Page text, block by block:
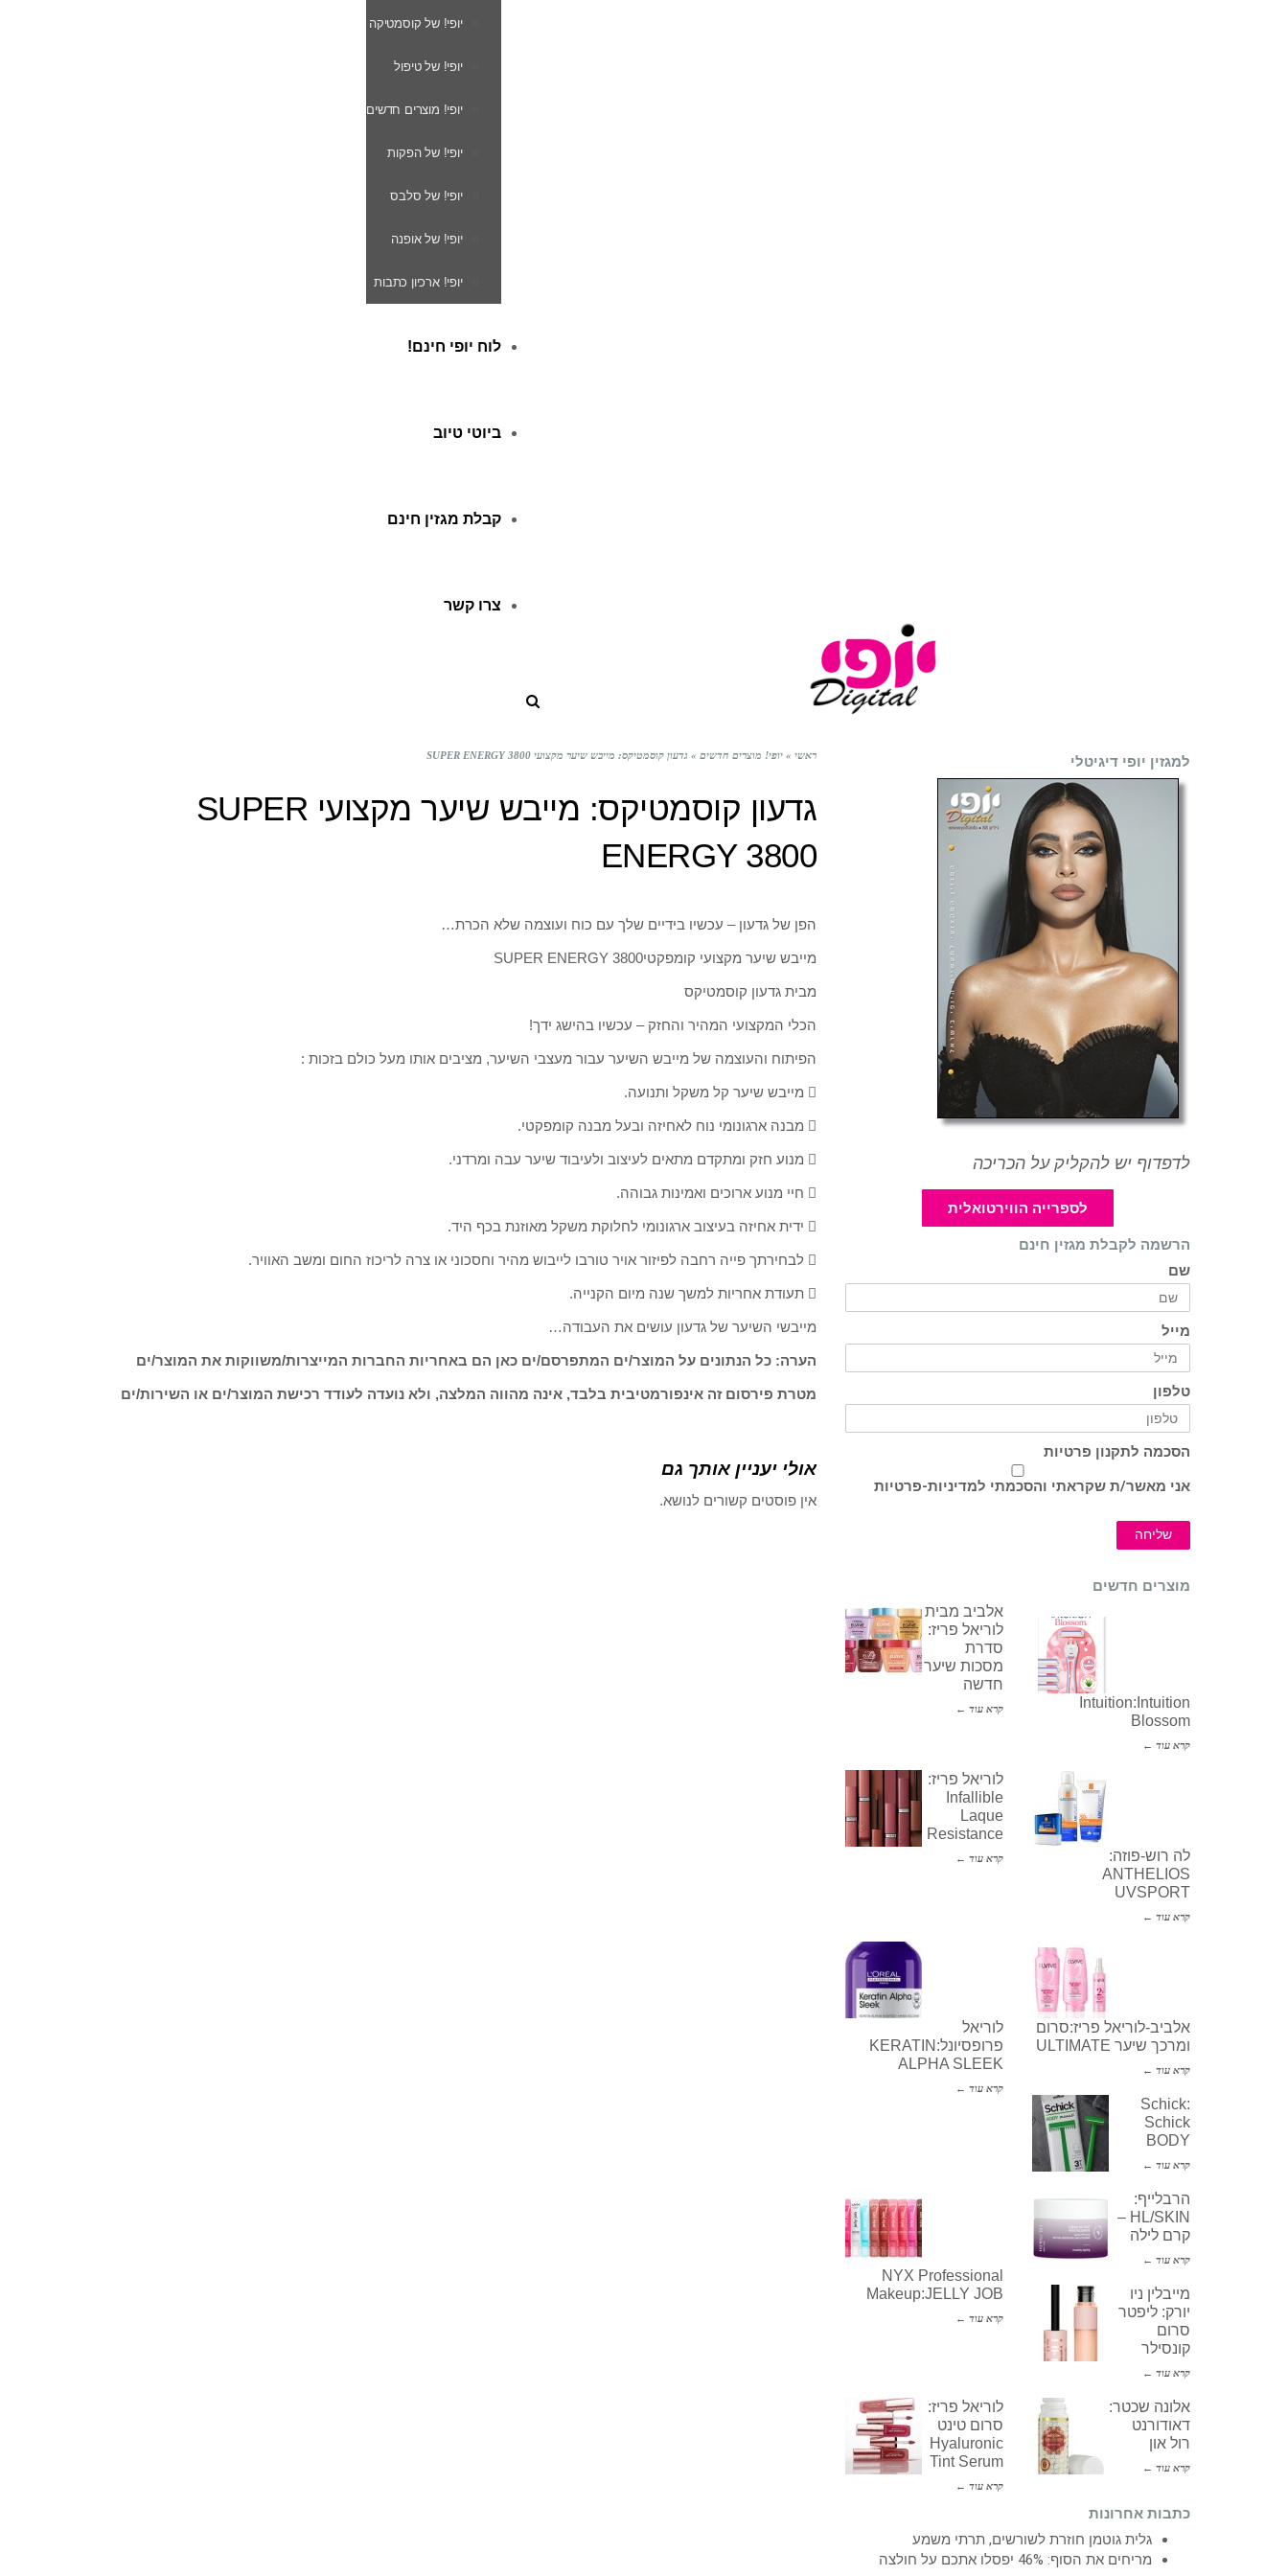
יופי! של קוסמטיקה
יופי! של טיפול
יופי! מוצרים חדשים
יופי! של הפקות
יופי! של סלבס
יופי! של אופנה
יופי! ארכיון כתבות
לוח יופי חינם!
ביוטי טיוב
קבלת מגזין חינם
צרו קשר
ראשי » יופי! מוצרים חדשים » גדעון קוסמטיקס: מייבש שיער מקצועי SUPER ENERGY 3800
גדעון קוסמטיקס: מייבש שיער מקצועי SUPER
ENERGY 3800
הפן של גדעון – עכשיו בידיים שלך עם כוח ועוצמה שלא הכרת…
מייבש שיער מקצועי קומפקטיSUPER ENERGY 3800
מבית גדעון קוסמטיקס
הכלי המקצועי המהיר והחזק – עכשיו בהישג ידך!
הפיתוח והעוצמה של מייבש השיער עבור מעצבי השיער, מציבים אותו מעל כולם בזכות :
 מייבש שיער קל משקל ותנועה.
 מבנה ארגונומי נוח לאחיזה ובעל מבנה קומפקטי.
 מנוע חזק ומתקדם מתאים לעיצוב ולעיבוד שיער עבה ומרדני.
 חיי מנוע ארוכים ואמינות גבוהה.
 ידית אחיזה בעיצוב ארגונומי לחלוקת משקל מאוזנת בכף היד.
 לבחירתך פייה רחבה לפיזור אויר טורבו לייבוש מהיר וחסכוני או צרה לריכוז החום ומשב האוויר.
 תעודת אחריות למשך שנה מיום הקנייה.
מייבשי השיער של גדעון עושים את העבודה…
הערה: כל הנתונים על המוצר/ים המתפרסם/ים כאן הם באחריות החברות המייצרות/משווקות את המוצר/ים
מטרת פירסום זה אינפורמטיבית בלבד, אינה מהווה המלצה, ולא נועדה לעודד רכישת המוצר/ים או השירות/ים
אולי יעניין אותך גם
אין פוסטים קשורים לנושא.
למגזין יופי דיגיטלי
לדפדוף יש להקליק על הכריכה
לספרייה הווירטואלית
הרשמה לקבלת מגזין חינם
שם
מייל
טלפון
הסכמה לתקנון פרטיות
אני מאשר/ת שקראתי והסכמתי למדיניות-פרטיות
שליחה
מוצרים חדשים
אלביב מבית
לוריאל פריז:
סדרת
מסכות שיער
חדשה
קרא עוד ←
Intuition:Intuition
Blossom
קרא עוד ←
לוריאל פריז:
Infallible
Laque
Resistance
קרא עוד ←
לה רוש-פוזה:
ANTHELIOS
UVSPORT
קרא עוד ←
לוריאל
פרופסיונל:KERATIN
ALPHA SLEEK
קרא עוד ←
אלביב-לוריאל פריז:סרום
ומרכך שיער ULTIMATE
קרא עוד ←
Schick:
Schick
BODY
קרא עוד ←
NYX Professional
Makeup:JELLY JOB
קרא עוד ←
הרבלייף:
HL/SKIN –
קרם לילה
קרא עוד ←
מייבלין ניו
יורק: ליפטר
סרום
קונסילר
קרא עוד ←
לוריאל פריז:
סרום טינט
Hyaluronic
Tint Serum
קרא עוד ←
אלונה שכטר:
דאודורנט
רול און
קרא עוד ←
כתבות אחרונות
גלית גוטמן חוזרת לשורשים, תרתי משמע
מריחים את הסוף: 46% יפסלו אתכם על חולצה